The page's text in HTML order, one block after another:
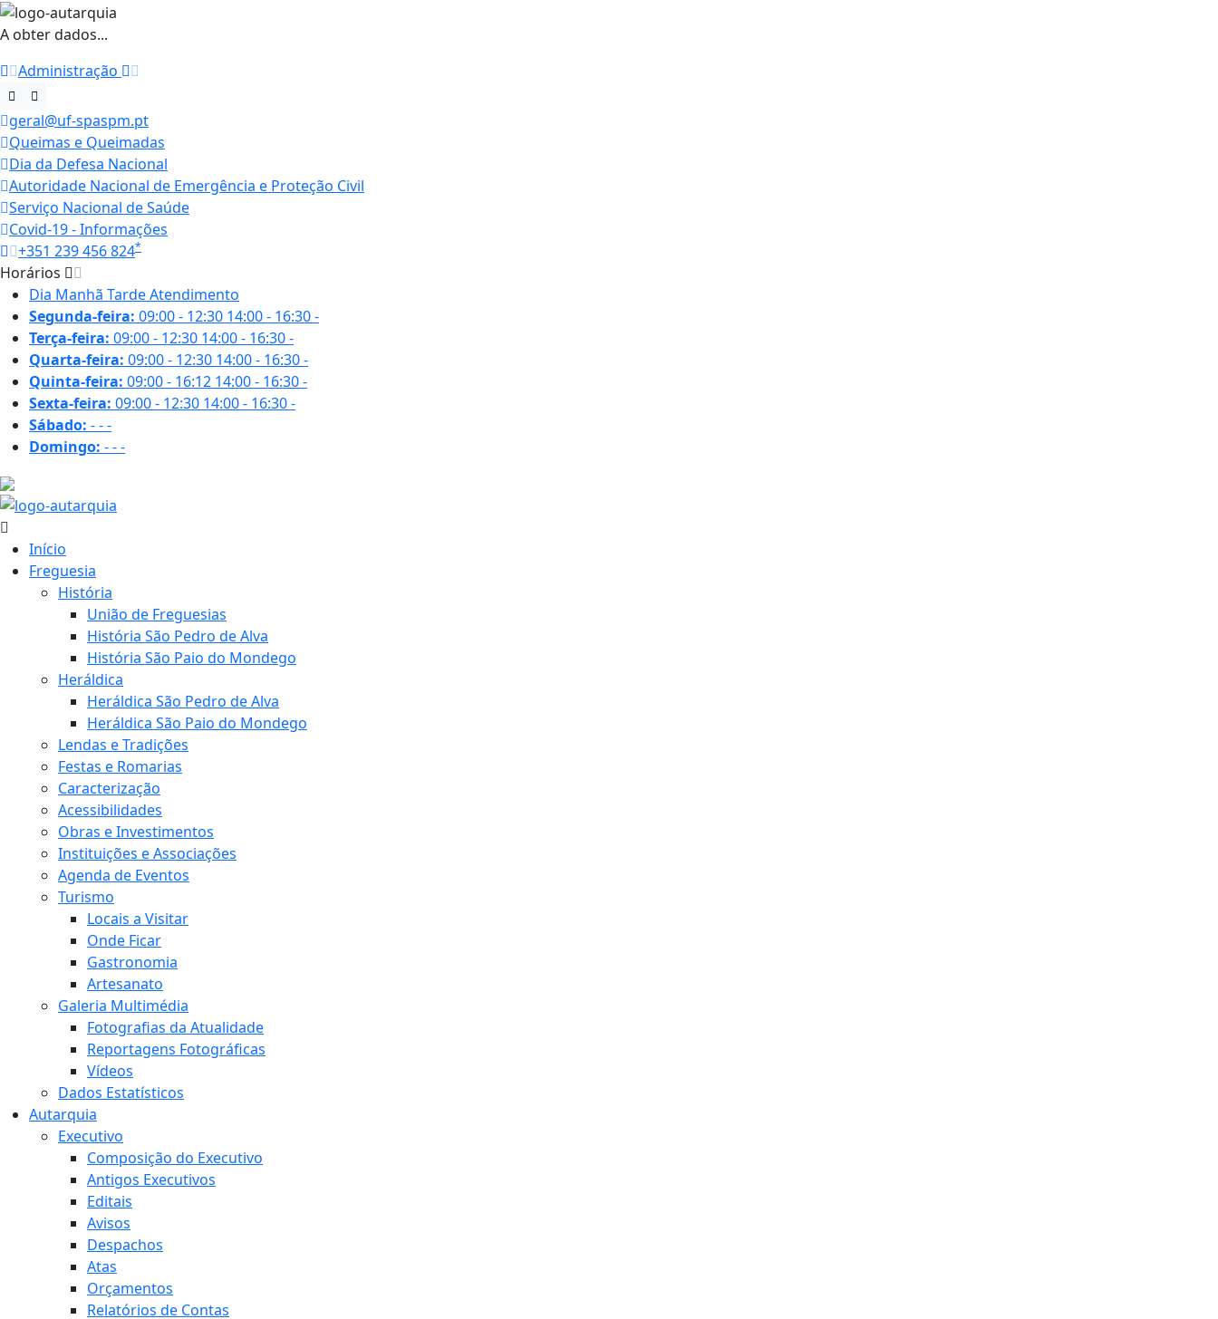
A obter dados...
Administração
geral@uf-spaspm.pt
Queimas e Queimadas
Dia da Defesa Nacional
Autoridade Nacional de Emergência e Proteção Civil
Serviço Nacional de Saúde
Covid-19 - Informações
+351 239 456 824*
Horários
Dia Manhã TardeAtendimento
Segunda-feira: 09:00 - 12:30 14:00 - 16:30-
Terça-feira: 09:00 - 12:30 14:00 - 16:30-
Quarta-feira: 09:00 - 12:30 14:00 - 16:30-
Quinta-feira: 09:00 - 16:12 14:00 - 16:30-
Sexta-feira: 09:00 - 12:30 14:00 - 16:30-
Sábado: ---
Domingo: ---
Início
Freguesia
História
União de Freguesias
História São Pedro de Alva
História São Paio do Mondego
Heráldica
Heráldica São Pedro de Alva
Heráldica São Paio do Mondego
Lendas e Tradições
Festas e Romarias
Caracterização
Acessibilidades
Obras e Investimentos
Instituições e Associações
Agenda de Eventos
Turismo
Locais a Visitar
Onde Ficar
Gastronomia
Artesanato
Galeria Multimédia
Fotografias da Atualidade
Reportagens Fotográficas
Vídeos
Dados Estatísticos
Autarquia
Executivo
Composição do Executivo
Antigos Executivos
Editais
Avisos
Despachos
Atas
Orçamentos
Relatórios de Contas